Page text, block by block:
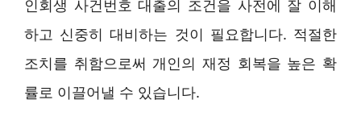
인회생 사건번호 대출의 조건을 사전에 잘 이해
하고 신중히 대비하는 것이 필요합니다. 적절한
조치를 취함으로써 개인의 재정 회복을 높은 확
률로 이끌어낼 수 있습니다.